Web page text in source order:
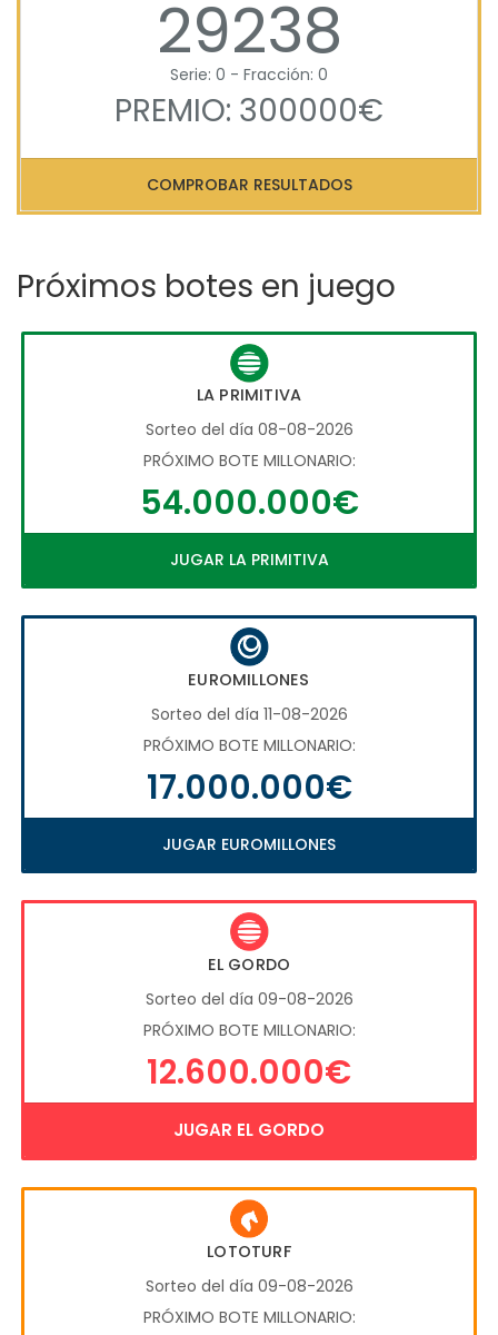
29238
Serie: 0 - Fracción: 0
PREMIO: 300000€
COMPROBAR RESULTADOS
Próximos botes en juego
LA PRIMITIVA
Sorteo del día 08-08-2026
PRÓXIMO BOTE MILLONARIO:
54.000.000€
JUGAR LA PRIMITIVA
EUROMILLONES
Sorteo del día 11-08-2026
PRÓXIMO BOTE MILLONARIO:
17.000.000€
JUGAR EUROMILLONES
EL GORDO
Sorteo del día 09-08-2026
PRÓXIMO BOTE MILLONARIO:
12.600.000€
JUGAR EL GORDO
LOTOTURF
Sorteo del día 09-08-2026
PRÓXIMO BOTE MILLONARIO: